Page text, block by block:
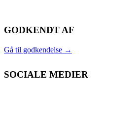
GODKENDT AF
Gå til godkendelse →
SOCIALE MEDIER